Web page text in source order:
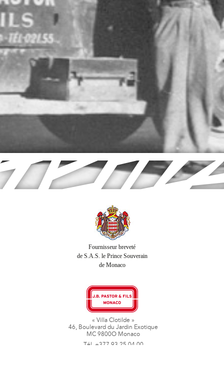
Fournisseur breveté
de S.A.S. le Prince Souverain
de Monaco
« Villa Clotilde »
46, Boulevard du Jardin Exotique
MC 9800O Monaco
Tél. +377 93 25 04 00